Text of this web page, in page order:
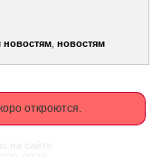
новостям, новостям
откроются.